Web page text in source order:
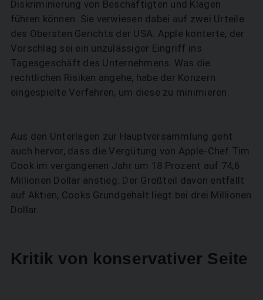
Diskriminierung von Beschäftigten und Klagen
führen können. Sie verwiesen dabei auf zwei Urteile
des Obersten Gerichts der USA. Apple konterte, der
Vorschlag sei ein unzulässiger Eingriff ins
Tagesgeschäft des Unternehmens. Was die
rechtlichen Risiken angehe, habe der Konzern
eingespielte Verfahren, um diese zu minimieren.
Aus den Unterlagen zur Hauptversammlung geht
auch hervor, dass die Vergütung von Apple-Chef Tim
Cook im vergangenen Jahr um 18 Prozent auf 74,6
Millionen Dollar anstieg. Der Großteil davon entfällt
auf Aktien, Cooks Grundgehalt liegt bei drei Millionen
Dollar.
Kritik von konservativer Seite
SUCHEN